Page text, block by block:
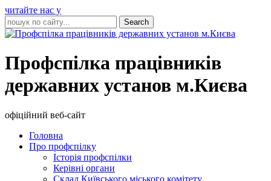
читайте нас у
Профспілка працівників
державних установ м.Києва
офіційний веб-сайт
Головна
Про профспілку
Історія профспілки
Керівні органи
Склад Київського міського комітету